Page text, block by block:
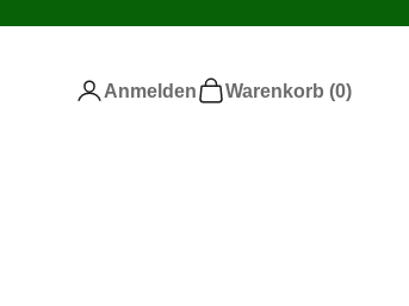
Anmelden
AnmeldenWarenkorb
Warenkorb (0)